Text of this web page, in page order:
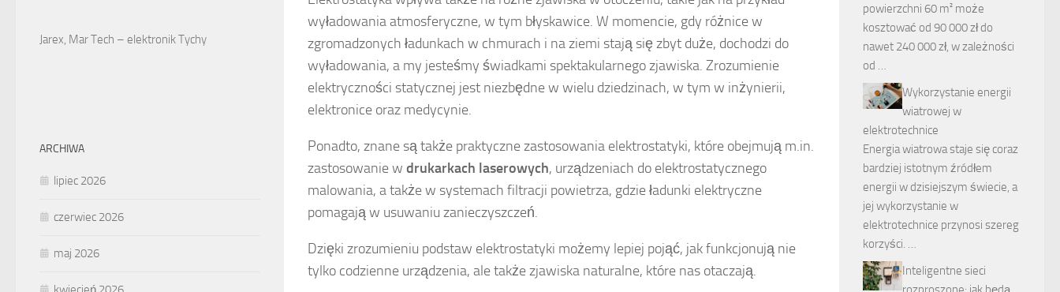
wyładowania atmosferyczne, w tym błyskawice. W momencie, gdy różnice w
zgromadzonych ładunkach w chmurach i na ziemi stają się zbyt duże, dochodzi do
wyładowania, a my jesteśmy świadkami spektakularnego zjawiska. Zrozumienie
elektryczności statycznej jest niezbędne w wielu dziedzinach, w tym w inżynierii,
elektronice oraz medycynie.
Ponadto, znane są także praktyczne zastosowania elektrostatyki, które obejmują m.in.
zastosowanie w drukarkach laserowych, urządzeniach do elektrostatycznego
malowania, a także w systemach filtracji powietrza, gdzie ładunki elektryczne
pomagają w usuwaniu zanieczyszczeń.
Dzięki zrozumieniu podstaw elektrostatyki możemy lepiej pojąć, jak funkcjonują nie
tylko codzienne urządzenia, ale także zjawiska naturalne, które nas otaczają.
Jarex, Mar Tech – elektronik Tychy
ARCHIWA
lipiec 2026
czerwiec 2026
maj 2026
powierzchni 60 m² może
kosztować od 90 000 zł do
nawet 240 000 zł, w zależności
od …
Wykorzystanie energii
wiatrowej w
elektrotechnice
Energia wiatrowa staje się coraz
bardziej istotnym źródłem
energii w dzisiejszym świecie, a
jej wykorzystanie w
elektrotechnice przynosi szereg
korzyści. …
Inteligentne sieci